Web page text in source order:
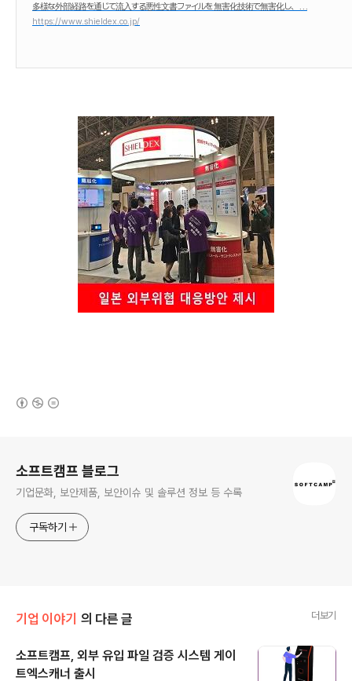
多様な外部経路を通じて流入する悪性文書ファイルを 無害化技術で無害化し、 . . .
https://www.shieldex.co.jp/
소프트캠프 블로그
기업문화, 보안제품, 보안이슈 및 솔루션 정보 등 수록
구독하기
기업 이야기 의 다른 글 더보기
소프트캠프, 외부 유입 파일 검증 시스템 게이
트엑스캐너 출시